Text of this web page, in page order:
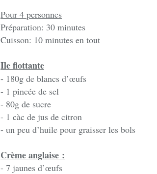
Pour 4 personnes
Préparation: 30 minutes
Cuisson: 10 minutes en tout
Ile flottante
- 180g de blancs d’œufs
- 1 pincée de sel
- 80g de sucre
- 1 càc de jus de citron
- un peu d’huile pour graisser les bols
Crème anglaise :
- 7 jaunes d’œufs